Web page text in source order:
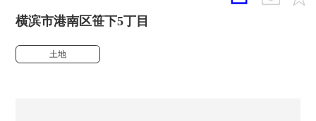
横滨市港南区笹下5丁目
土地